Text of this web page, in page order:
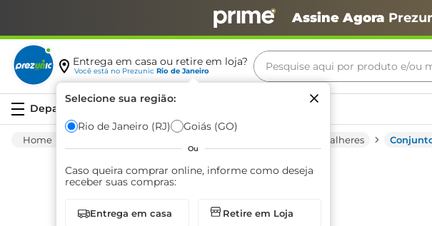
Assine Agora
Entrega em casa ou retire em loja?
Você está no Prezunic Rio de Janeiro
Selecione sua região:
Rio de Janeiro (RJ) Goiás (GO)
Ou
Caso queira comprar online, informe como deseja
receber suas compras:
Entrega em casa Retire em Loja
Pesquise aqui por produto e/
Talheres
Termos mais buscados
café
azeite